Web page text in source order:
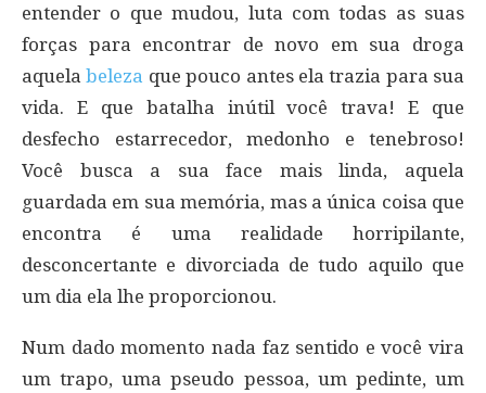
entender o que mudou, luta com todas as suas
forças para encontrar de novo em sua droga
aquelabeleza que pouco antes ela trazia para sua
vida. E que batalha inútil você trava! E que
desfecho estarrecedor, medonho e tenebroso!
Você busca a sua face mais linda, aquela
guardada em sua memória, mas a única coisa que
encontra é uma realidade horripilante,
desconcertante e divorciada de tudo aquilo que
um dia ela lhe proporcionou.
Num dado momento nada faz sentido e você vira
um trapo, uma pseudo pessoa, um pedinte, um